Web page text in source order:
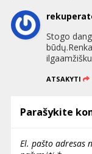
Stogo
ATSAKYTI
Parašykite
El. pašto adresas